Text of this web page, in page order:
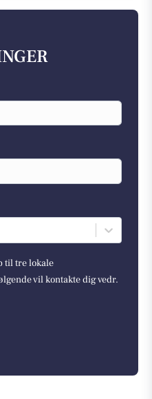
til tre lokale
vil kontakte dig vedr.